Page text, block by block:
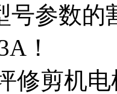
号参数
！
修剪机电